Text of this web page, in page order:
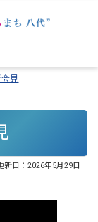
見
新日： 2026年5月29日